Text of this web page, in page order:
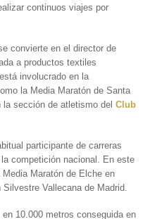
continuos viajes por
convierte en el director de
a productos textiles
involucrado en la
la Media Maratón de Santa
la sección de atletismo del Club
participante de carreras
competición nacional. En este
Maratón de Elche en
Vallecana de Madrid.
10.000 metros conseguida en